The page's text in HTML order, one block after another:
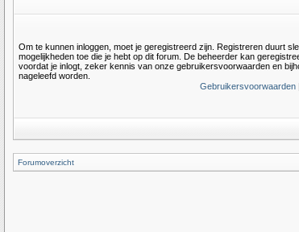
Om te kunnen inloggen, moet je geregistreerd zijn. Registreren duurt
mogelijkheden toe die je hebt op dit forum. De beheerder kan
voordat je inlogt, zeker kennis van onze gebruikersvoorwaarden en
nageleefd worden.
Gebruikersvoorwaarden
Forumoverzicht